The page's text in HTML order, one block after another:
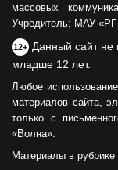
массовых
Учредитель: МАУ «РГ
12+ Данный сайт не
младше 12 лет.
Любое
материалов сайта,
только с
«Волна».
Материалы в рубрике